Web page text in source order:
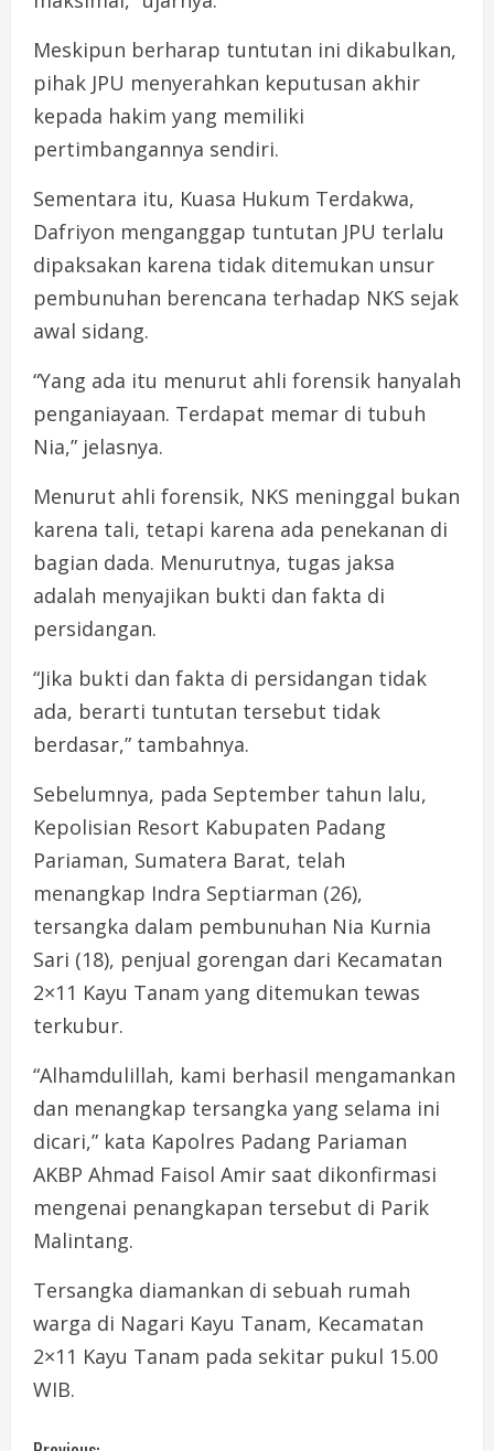
Meskipun berharap tuntutan ini dikabulkan,
pihak JPU menyerahkan keputusan akhir
kepada hakim yang memiliki
pertimbangannya sendiri.
Sementara itu, Kuasa Hukum Terdakwa,
Dafriyon menganggap tuntutan JPU terlalu
dipaksakan karena tidak ditemukan unsur
pembunuhan berencana terhadap NKS sejak
awal sidang.
“Yang ada itu menurut ahli forensik hanyalah
penganiayaan. Terdapat memar di tubuh
Nia,” jelasnya.
Menurut ahli forensik, NKS meninggal bukan
karena tali, tetapi karena ada penekanan di
bagian dada. Menurutnya, tugas jaksa
adalah menyajikan bukti dan fakta di
persidangan.
“Jika bukti dan fakta di persidangan tidak
ada, berarti tuntutan tersebut tidak
berdasar,” tambahnya.
Sebelumnya, pada September tahun lalu,
Kepolisian Resort Kabupaten Padang
Pariaman, Sumatera Barat, telah
menangkap Indra Septiarman (26),
tersangka dalam pembunuhan Nia Kurnia
Sari (18), penjual gorengan dari Kecamatan
2×11 Kayu Tanam yang ditemukan tewas
terkubur.
“Alhamdulillah, kami berhasil mengamankan
dan menangkap tersangka yang selama ini
dicari,” kata Kapolres Padang Pariaman
AKBP Ahmad Faisol Amir saat dikonfirmasi
mengenai penangkapan tersebut di Parik
Malintang.
Tersangka diamankan di sebuah rumah
warga di Nagari Kayu Tanam, Kecamatan
2×11 Kayu Tanam pada sekitar pukul 15.00
WIB.